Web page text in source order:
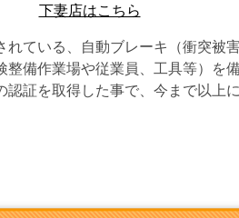
下妻店はこちら
ている、自動ブレーキ（衝突被
備作業場や従業員、工具等）を
証を取得した事で、今まで以上